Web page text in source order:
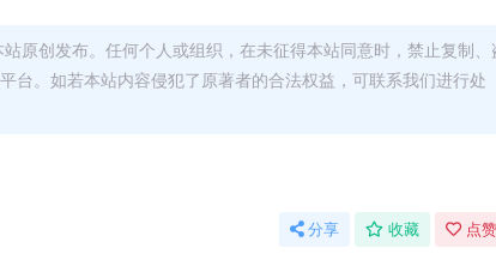
原创发布。任何个人或组织，在未征得本站同意时，禁止复制、
台。如若本站内容侵犯了原著者的合法权益，可联系我们进行处
分享 收藏 点